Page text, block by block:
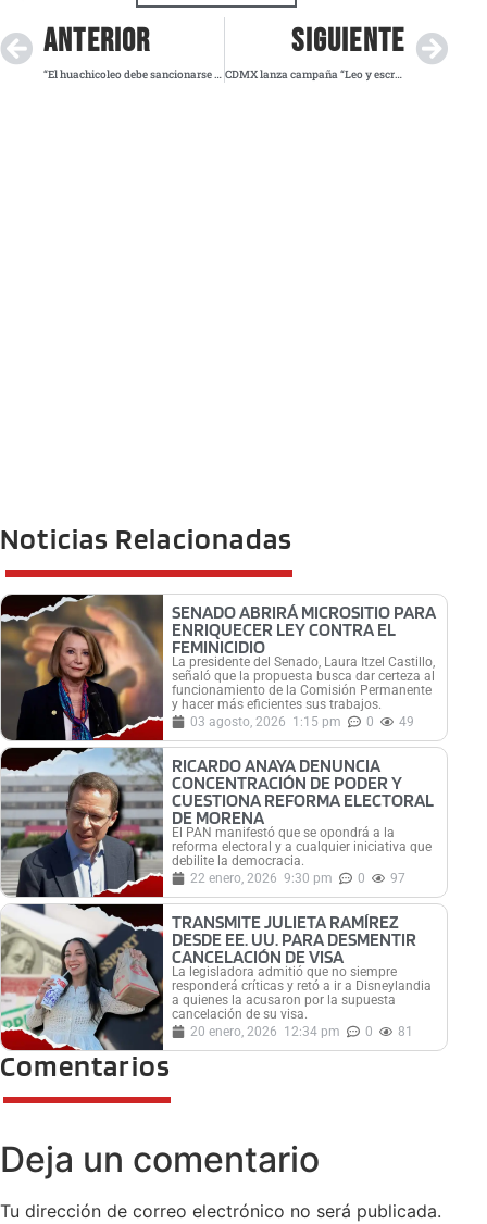
ANTERIOR
“El huachicoleo debe sancionarse con rigor en México”, afirma Laura Itzel Castillo
SIGUIENTE
CDMX lanza campaña “Leo y escribo en PILARES” contra el rezago educativo
Noticias Relacionadas
SENADO ABRIRÁ MICROSITIO PARA
ENRIQUECER LEY CONTRA EL
FEMINICIDIO
La presidente del Senado, Laura Itzel Castillo,
señaló que la propuesta busca dar certeza al
funcionamiento de la Comisión Permanente
y hacer más eficientes sus trabajos.
03 agosto, 2026 1:15 pm 0 49
RICARDO ANAYA DENUNCIA
CONCENTRACIÓN DE PODER Y
CUESTIONA REFORMA ELECTORAL
DE MORENA
El PAN manifestó que se opondrá a la
reforma electoral y a cualquier iniciativa que
debilite la democracia.
22 enero, 2026 9:30 pm 0 97
TRANSMITE JULIETA RAMÍREZ
DESDE EE. UU. PARA DESMENTIR
CANCELACIÓN DE VISA
La legisladora admitió que no siempre
responderá críticas y retó a ir a Disneylandia
a quienes la acusaron por la supuesta
cancelación de su visa.
20 enero, 2026 12:34 pm 0 81
Comentarios
Deja un comentario
Tu dirección de correo electrónico no será publicada.